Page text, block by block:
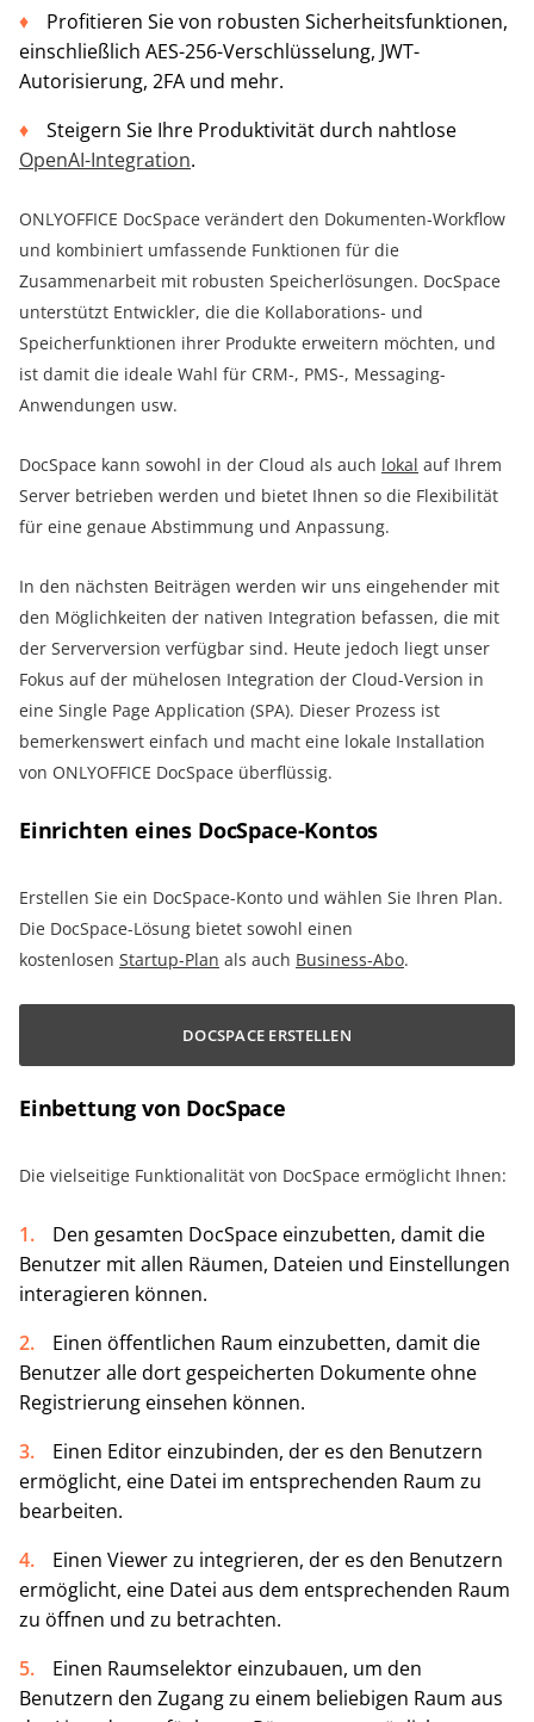
Profitieren Sie von robusten Sicherheitsfunktionen,
einschließlich AES-256-Verschlüsselung, JWT-
Autorisierung, 2FA und mehr.
Steigern Sie Ihre Produktivität durch nahtlose
OpenAI-Integration.
ONLYOFFICE DocSpace verändert den Dokumenten-Workflow
und kombiniert umfassende Funktionen für die
Zusammenarbeit mit robusten Speicherlösungen. DocSpace
unterstützt Entwickler, die die Kollaborations- und
Speicherfunktionen ihrer Produkte erweitern möchten, und
ist damit die ideale Wahl für CRM-, PMS-, Messaging-
Anwendungen usw.
DocSpace kann sowohl in der Cloud als auch lokal auf Ihrem
Server betrieben werden und bietet Ihnen so die Flexibilität
für eine genaue Abstimmung und Anpassung.
In den nächsten Beiträgen werden wir uns eingehender mit
den Möglichkeiten der nativen Integration befassen, die mit
der Serverversion verfügbar sind. Heute jedoch liegt unser
Fokus auf der mühelosen Integration der Cloud-Version in
eine Single Page Application (SPA). Dieser Prozess ist
bemerkenswert einfach und macht eine lokale Installation
von ONLYOFFICE DocSpace überflüssig.
Einrichten eines DocSpace-Kontos
Erstellen Sie ein DocSpace-Konto und wählen Sie Ihren Plan.
Die DocSpace-Lösung bietet sowohl einen
kostenlosen Startup-Plan als auch Business-Abo.
DOCSPACE ERSTELLEN
Einbettung von DocSpace
Die vielseitige Funktionalität von DocSpace ermöglicht Ihnen:
Den gesamten DocSpace einzubetten, damit die
Benutzer mit allen Räumen, Dateien und Einstellungen
interagieren können.
Einen öffentlichen Raum einzubetten, damit die
Benutzer alle dort gespeicherten Dokumente ohne
Registrierung einsehen können.
Einen Editor einzubinden, der es den Benutzern
ermöglicht, eine Datei im entsprechenden Raum zu
bearbeiten.
Einen Viewer zu integrieren, der es den Benutzern
ermöglicht, eine Datei aus dem entsprechenden Raum
zu öffnen und zu betrachten.
Einen Raumselektor einzubauen, um den
Benutzern den Zugang zu einem beliebigen Raum aus